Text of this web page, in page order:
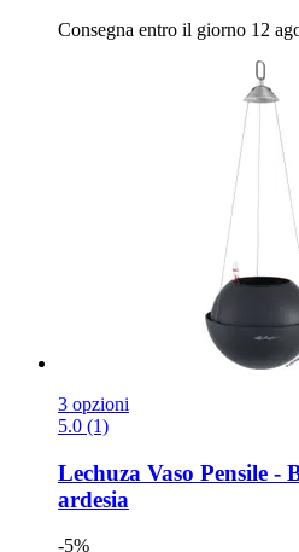
Consegna entro il giorno 12
3 opzioni
5.0 (1)
Lechuza Vaso Pensile -​
ardesia
-5%